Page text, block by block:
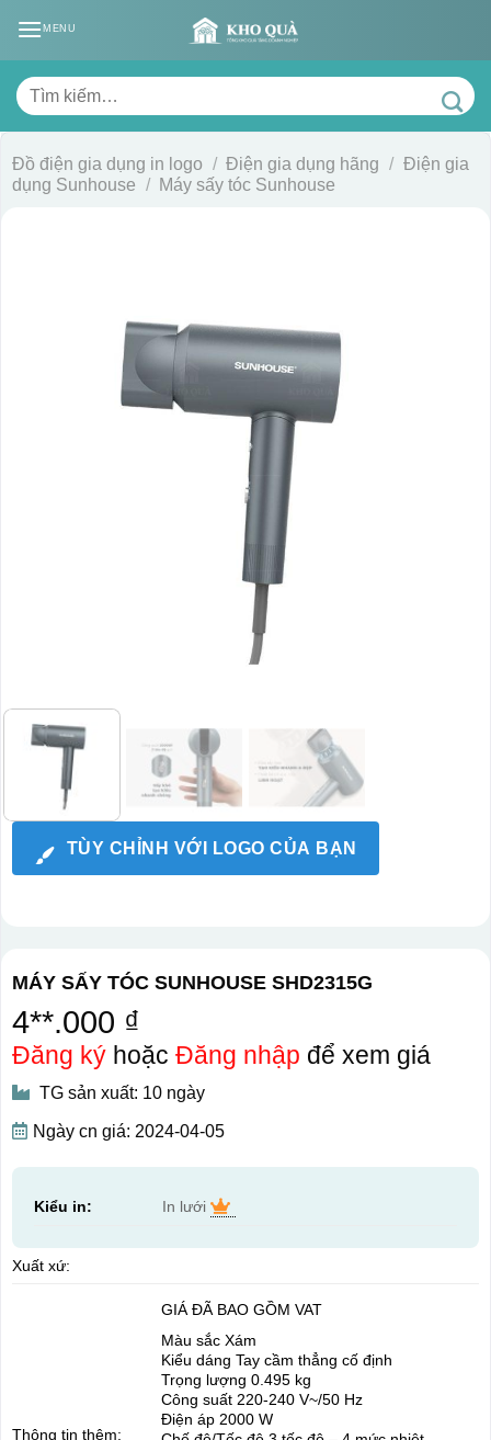
MENU
Tìm
kiếm:
Đồ điện gia dụng in logo / Điện gia dụng hãng / Điện gia
dụng Sunhouse / Máy sấy tóc Sunhouse
TÙY CHỈNH VỚI LOGO CỦA BẠN
MÁY SẤY TÓC SUNHOUSE SHD2315G
4**.000 ₫
Đăng kýhoặc Đăng nhập để xem giá
TG sản xuất: 10 ngày
Ngày cn giá: 2024-04-05
Kiểu in: In lưới
Xuất xứ:
Thông tin thêm:
GIÁ ĐÃ BAO GỒM VAT
Màu sắc Xám
Kiểu dáng Tay cầm thẳng cố định
Trọng lượng 0.495 kg
Công suất 220-240 V~/50 Hz
Điện áp 2000 W